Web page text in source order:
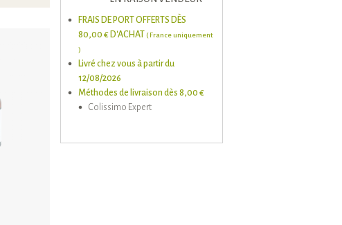
FRAIS DE PORT OFFERTS DÈS
80,00 € D'ACHAT
( France uniquement
)
Livré chez vous à partir du
12/08/2026
Méthodes de livraison dès 8,00 €
Colissimo Expert